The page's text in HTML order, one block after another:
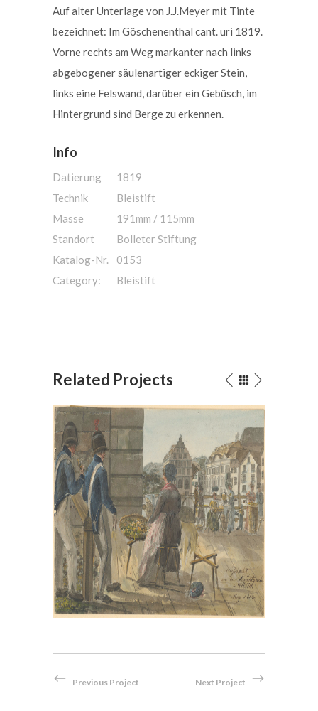
Auf alter Unterlage von J.J.Meyer mit Tinte
bezeichnet: Im Göschenenthal cant. uri 1819.
Vorne rechts am Weg markanter nach links
abgebogener säulenartiger eckiger Stein,
links eine Felswand, darüber ein Gebüsch, im
Hintergrund sind Berge zu erkennen.
Info
Datierung
1819
Technik
Bleistift
Masse
191mm / 115mm
Standort
Bolleter Stiftung
Katalog-Nr.
0153
Category:
Bleistift
Related Projects
Bei der Hauptwache in Zürich,
1814
Aquarell
Previous Project Next Project